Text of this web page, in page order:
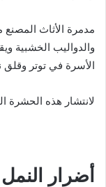
مدمرة الأثاث
والدواليب الخشبية
الأسرة في توتر وقلق
لانتشار هذه الحشرة
أضرار